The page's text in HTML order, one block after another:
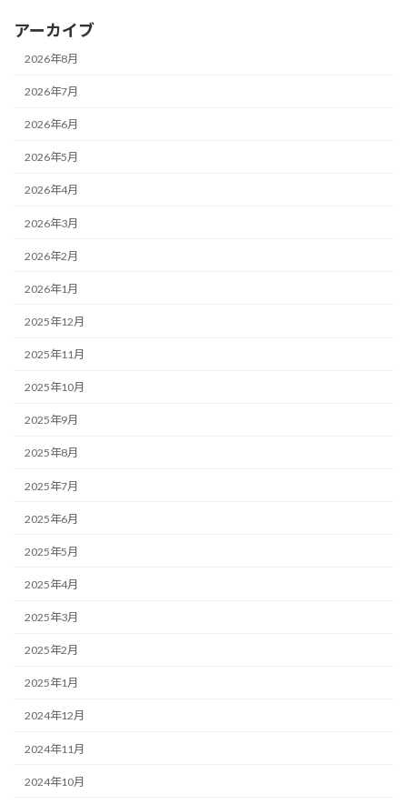
アーカイブ
2026年8月
2026年7月
2026年6月
2026年5月
2026年4月
2026年3月
2026年2月
2026年1月
2025年12月
2025年11月
2025年10月
2025年9月
2025年8月
2025年7月
2025年6月
2025年5月
2025年4月
2025年3月
2025年2月
2025年1月
2024年12月
2024年11月
2024年10月